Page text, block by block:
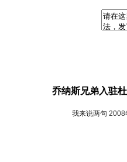
乔纳斯兄弟入驻
我来说两句 2008